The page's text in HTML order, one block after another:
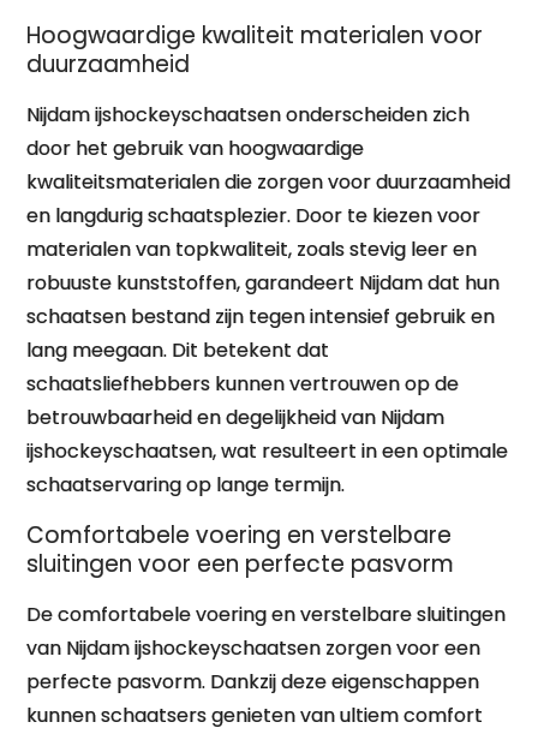
Hoogwaardige kwaliteit materialen voor
duurzaamheid
Nijdam ijshockeyschaatsen onderscheiden zich
door het gebruik van hoogwaardige
kwaliteitsmaterialen die zorgen voor duurzaamheid
en langdurig schaatsplezier. Door te kiezen voor
materialen van topkwaliteit, zoals stevig leer en
robuuste kunststoffen, garandeert Nijdam dat hun
schaatsen bestand zijn tegen intensief gebruik en
lang meegaan. Dit betekent dat
schaatsliefhebbers kunnen vertrouwen op de
betrouwbaarheid en degelijkheid van Nijdam
ijshockeyschaatsen, wat resulteert in een optimale
schaatservaring op lange termijn.
Comfortabele voering en verstelbare
sluitingen voor een perfecte pasvorm
De comfortabele voering en verstelbare sluitingen
van Nijdam ijshockeyschaatsen zorgen voor een
perfecte pasvorm. Dankzij deze eigenschappen
kunnen schaatsers genieten van ultiem comfort